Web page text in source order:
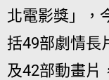
北電影獎」，
括49部劇情長
及42部動畫片